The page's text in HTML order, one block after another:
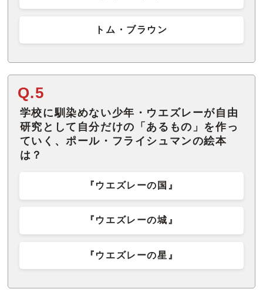
トム・ブラウン
Q.5
学校に馴染めない少年・ウエズレーが自由
研究として自分だけの「あるもの」を作っ
ていく、ポール・フライシュマンの絵本
は？
『ウエズレーの国』
『ウエズレーの城』
『ウエズレーの星』